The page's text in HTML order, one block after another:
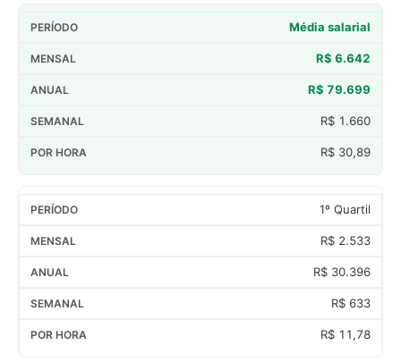
Média salarial
R$ 6.642
R$ 79.699
R$ 1.660
R$ 30,89
1º Quartil
R$ 2.533
R$ 30.396
R$ 633
R$ 11,78